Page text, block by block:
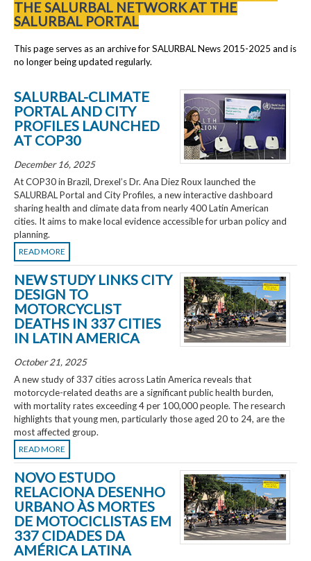
THE SALURBAL NETWORK AT THE
SALURBAL PORTAL
This page serves as an archive for SALURBAL News 2015-2025 and is
no longer being updated regularly.
SALURBAL-CLIMATE
PORTAL AND CITY
PROFILES LAUNCHED
AT COP30
December 16, 2025
At COP30 in Brazil, Drexel’s Dr. Ana Diez Roux launched the
SALURBAL Portal and City Profiles, a new interactive dashboard
sharing health and climate data from nearly 400 Latin American
cities. It aims to make local evidence accessible for urban policy and
planning.
READ MORE
NEW STUDY LINKS CITY
DESIGN TO
MOTORCYCLIST
DEATHS IN 337 CITIES
IN LATIN AMERICA
October 21, 2025
A new study of 337 cities across Latin America reveals that
motorcycle-related deaths are a significant public health burden,
with mortality rates exceeding 4 per 100,000 people. The research
highlights that young men, particularly those aged 20 to 24, are the
most affected group.
READ MORE
NOVO ESTUDO
RELACIONA DESENHO
URBANO ÀS MORTES
DE MOTOCICLISTAS EM
337 CIDADES DA
AMÉRICA LATINA